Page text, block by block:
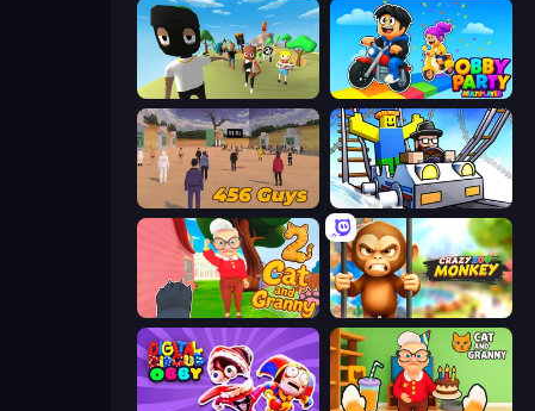
Obby Party Multiplayer
456 Guys Obby: Ride Carts
Cat and Granny 2 Crazy Zoo Monkey